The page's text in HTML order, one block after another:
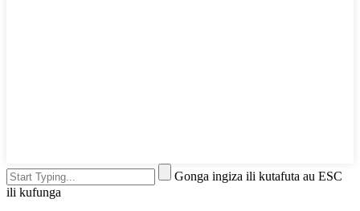
Gonga ingiza ili kutafuta au ESC
ili kufunga